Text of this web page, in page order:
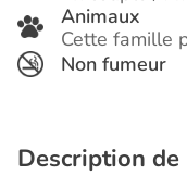
Animaux
Cette famille
Non fumeur
Description de